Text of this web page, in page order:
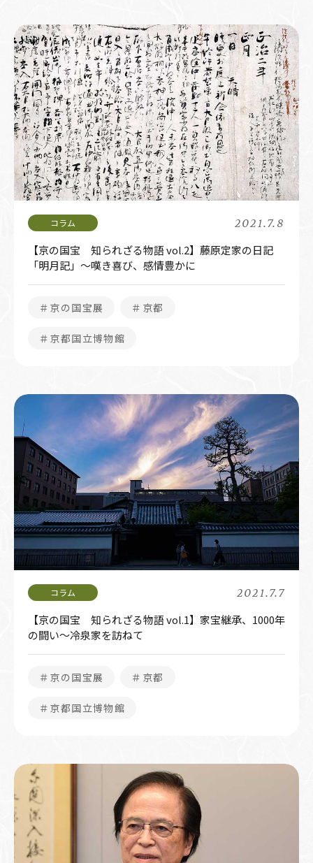
2021.7.8
【京の国宝 知られざる物語 vol.2】藤原定家の日記
「明月記」～嘆き喜び、感情豊かに
＃京の国宝展 ＃京都
＃京都国立博物館
2021.7.7
【京の国宝 知られざる物語 vol.1】家宝継承、1000年
の闘い～冷泉家を訪ねて
＃京の国宝展 ＃京都
＃京都国立博物館